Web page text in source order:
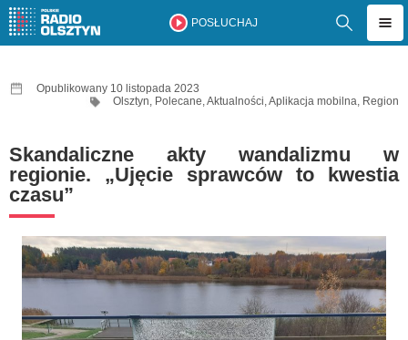
POSŁUCHAJ
Opublikowany 10 listopada 2023
Olsztyn, Polecane,Aktualności,Aplikacja mobilna, Region
Skandaliczne akty wandalizmu w
regionie. „Ujęcie sprawców to kwestia
czasu”